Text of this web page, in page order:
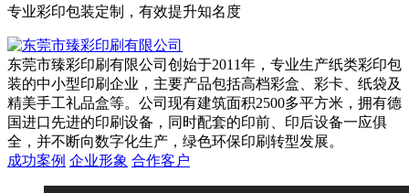
专业彩印包装定制，有效提升知名度
东莞市臻彩印刷有限公司创始于2011年，专业生产纸类彩印包
装的中小型印刷企业，主要产品包括高档彩盒、彩卡、纸袋及
精美手工礼品盒等。公司现有建筑面积2500多平方米，拥有德
国进口先进的印刷设备，同时配套的印前、印后设备一应俱
全，并不断向数字化生产，绿色环保印刷转型发展。
成功案例 企业形象 合作客户